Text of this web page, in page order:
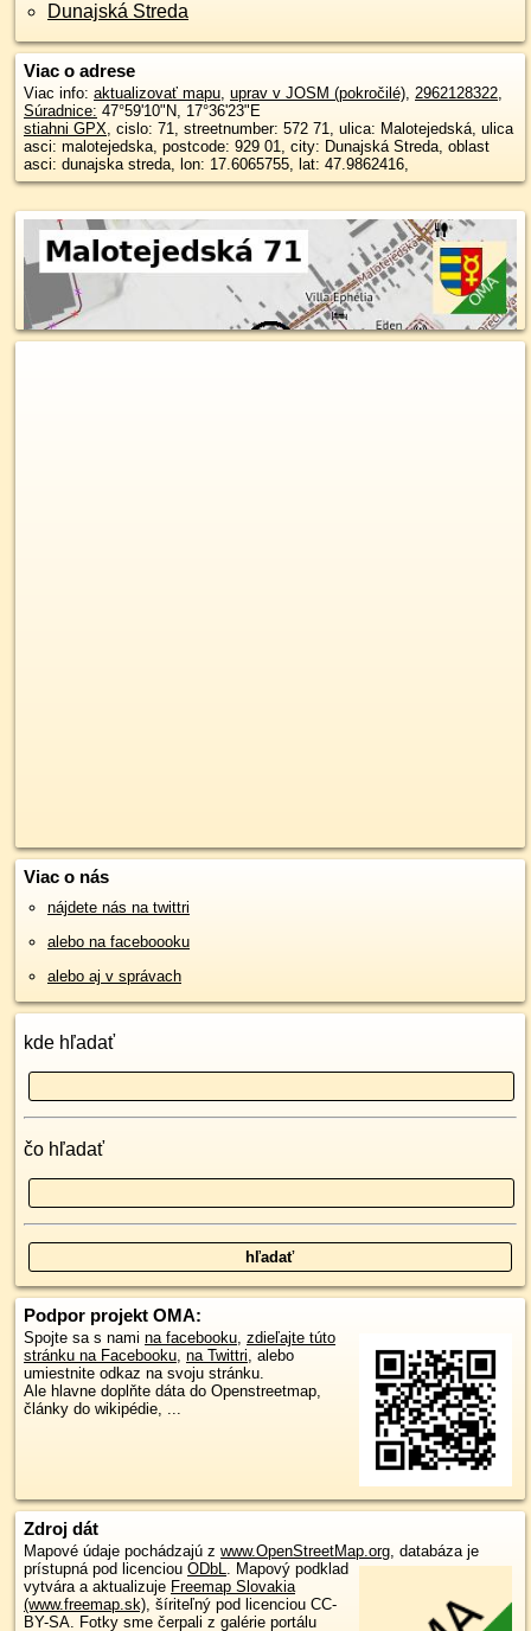
Dunajská Streda
Viac o adrese
Viac info: aktualizovať mapu, uprav v JOSM (pokročilé), 2962128322,
Súradnice: 47°59'10"N, 17°36'23"E
stiahni GPX, cislo: 71, streetnumber: 572 71, ulica: Malotejedská, ulica
asci: malotejedska, postcode: 929 01, city: Dunajská Streda, oblast
asci: dunajska streda, lon: 17.6065755, lat: 47.9862416,
Viac o nás
nájdete nás na twittri
alebo na faceboooku
alebo aj v správach
kde hľadať
čo hľadať
Podpor projekt OMA:
Spojte sa s nami na facebooku, zdieľajte túto
stránku na Facebooku, na Twittri, alebo
umiestnite odkaz na svoju stránku.
Ale hlavne doplňte dáta do Openstreetmap,
články do wikipédie, ...
Zdroj dát
Mapové údaje pochádzajú z www.OpenStreetMap.org, databáza je
prístupná pod licenciou ODbL. Mapový podklad
vytvára a aktualizuje Freemap Slovakia
(www.freemap.sk), šíriteľný pod licenciou CC-
BY-SA. Fotky sme čerpali z galérie portálu